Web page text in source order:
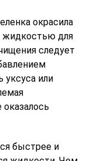
окрасила
жидкостью для
следует
уксуса или
оказалось
быстрее и